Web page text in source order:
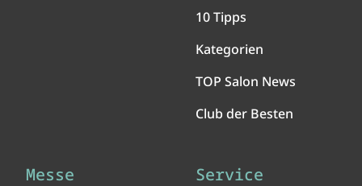
10 Tipps
Kategorien
TOP Salon News
Club der Besten
Messe Service